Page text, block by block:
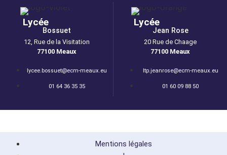
Lycée
Bossuet
12, Rue de la Visitation
77100 Meaux
lycee.bossuet@ecm-meaux.eu
01 64 36 35 35
Lycée
Jean Rose
20 Rue de Chaage
77100 Meaux
ltp.jeanrose@ecm-meaux.eu
01 60 09 88 50
Mentions légales